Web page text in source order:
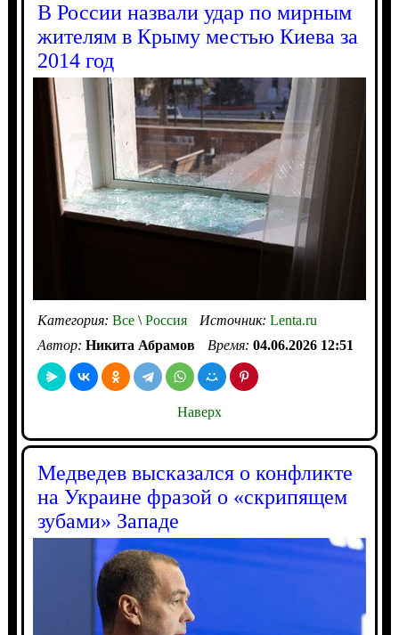
В России назвали удар по мирным
жителям в Крыму местью Киева за
2014 год
Категория: Все\Россия Источник: Lenta.ru
Автор: Никита Абрамов Время: 04.06.2026 12:51
Наверх
Медведев высказался о конфликте
на Украине фразой о «скрипящем
зубами» Западе